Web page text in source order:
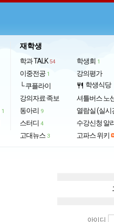
1
재학생
학과 TALK 54
이중전공 1
└ 쿠플라이
강의자료·족보
동아리 9
스터디 4
고대뉴스 3
학생회 1
강의평가
restaurant 학생식당
셔틀버스 노
열람실 (실시
수강신청 알
고파스 위키
아이디